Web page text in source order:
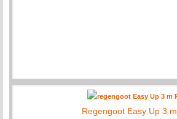
Regengoot Easy Up 3 m